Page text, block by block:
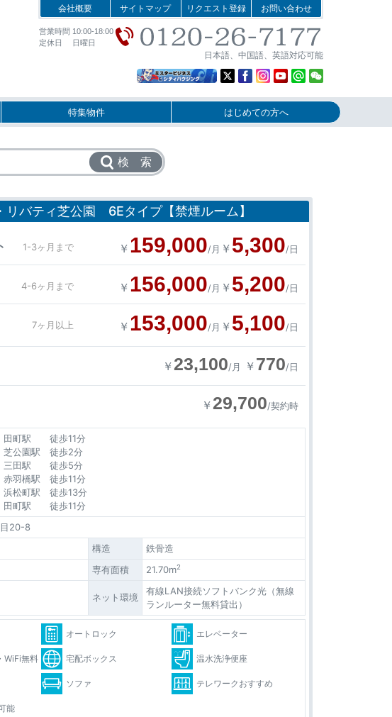
会社概要 サイトマップ リクエスト登録 お問い合わせ
営業時間 10:00-18:00
定休日 日曜日
日本語、中国語、英語対応可能
特集物件 はじめての方へ
検 索
リバティ芝公園 6Eタイプ【禁煙ルーム】
1-3ヶ月まで ￥ 159,000/月 ￥ 5,300/日
4-6ヶ月まで ￥ 156,000/月 ￥ 5,200/日
7ヶ月以上 ￥ 153,000/月 ￥ 5,100/日
￥ 23,100/月 ￥ 770/日
￥ 29,700/契約時
駅 徒歩11分
園駅 徒歩2分
田駅 徒歩5分
羽橋駅 徒歩11分
松町駅 徒歩13分
町駅 徒歩11分
20-8
構造
鉄骨造
専有面積 21.70m2
ネット環境
有線LAN接続ソフトバンク光（無線
ランルーター無料貸出）
オートロック エレベーター
WiFi無料 宅配ボックス 温水洗浄便座
ソファ テレワークおすすめ
能